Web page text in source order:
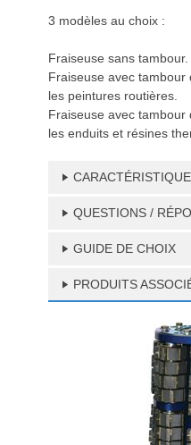
3 modèles au choix :
Fraiseuse sans tambour.
Fraiseuse avec
les peintures routières.
Fraiseuse avec
les enduits et résines
QUESTIONS /
GUIDE DE CHOIX
PRODUITS